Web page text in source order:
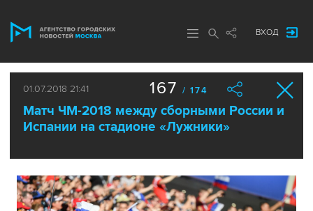
ВХОД
01.07.2018 21:41
Матч ЧМ-2018 между сборными России и
Испании на стадионе «Лужники»
167 / 174